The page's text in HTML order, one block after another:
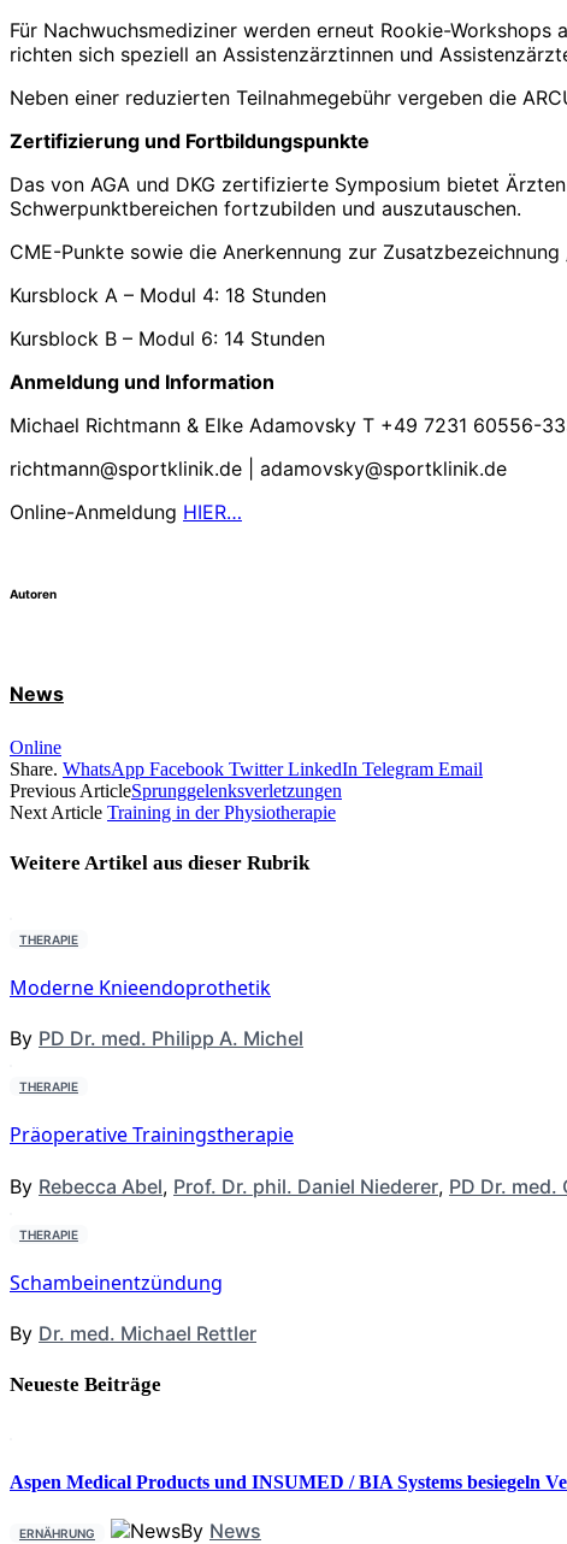
Für Nachwuchsmediziner werden erneut Rookie-
richten sich speziell an Assistenzärztinnen und
Neben einer reduzierten Teilnahmegebühr vergeben die
Zertifizierung und Fortbildungspunkte
Das von AGA und DKG zertifizierte Symposium bietet
Schwerpunktbereichen fortzubilden und auszutauschen.
CME-Punkte sowie die Anerkennung zur
Kursblock A – Modul 4: 18 Stunden
Kursblock B – Modul 6: 14 Stunden
Anmeldung und Information
Michael Richtmann & Elke Adamovsky T +49 7231 60556-
richtmann@sportklinik.de | adamovsky@sportklinik.de
Online-Anmeldung HIER…
Autoren
News
Online
Share. WhatsApp Facebook Twitter LinkedIn Telegram Email
Previous ArticleSprunggelenks­verletzungen
Next Article Training in der Physiotherapie
Weitere Artikel aus dieser Rubrik
THERAPIE
Moderne Knieendoprothetik
By PD Dr. med. Philipp A. Michel
THERAPIE
Präoperative Trainingstherapie
By Rebecca Abel, Prof. Dr. phil. Daniel Niederer, PD Dr.
THERAPIE
Schambeinentzündung
By Dr. med. Michael Rettler
Neueste Beiträge
Aspen Medical Products und INSUMED / BIA Systems besiegeln
ERNÄHRUNG By News